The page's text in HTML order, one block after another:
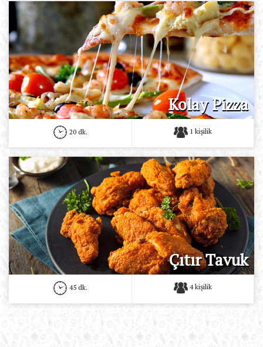
Kolay Pizza
20 dk. 1 kişilik
Çıtır Tavuk
45 dk. 4 kişilik